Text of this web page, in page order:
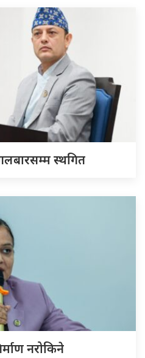
स्थगित
नरोकिने